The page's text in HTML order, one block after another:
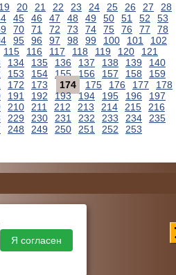
19 20 21 22 23 24 25 26 27
28
45 46 47 48 49 50 51 52
53
70 71 72 73 74 75 76 77
78
95 96 97 98 99 100 101
102
115 116 117 118 119 120
121
134 135 136 137 138 139
140
153 154 155 156 157 158
159
172 173 174 175 176 177
178
191 192 193 194 195 196
197
210 211 212 213 214 215
216
229 230 231 232 233 234
235
248 249 250 251 252 253
Я согласен